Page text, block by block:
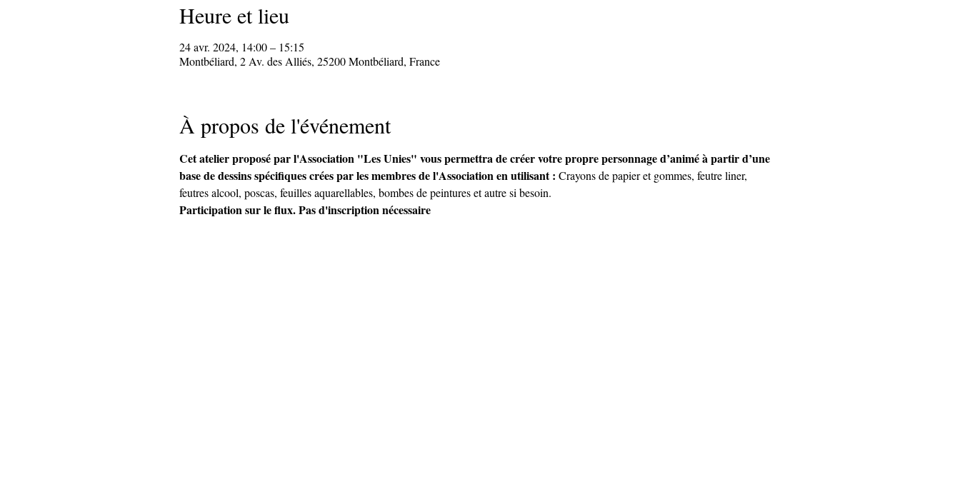
Heure et lieu
24 avr. 2024, 14:00 – 15:15
Montbéliard, 2 Av. des Alliés, 25200 Montbéliard, France
À propos de l'événement
Cet atelier proposé par l'Association "Les Unies" vous permettra de créer votre propre personnage d’animé à partir d’une
base de dessins spécifiques crées par les membres de l'Association en utilisant : Crayons de papier et gommes, feutre liner,
feutres alcool, poscas, feuilles aquarellables, bombes de peintures et autre si besoin.
Participation sur le flux. Pas d'inscription nécessaire